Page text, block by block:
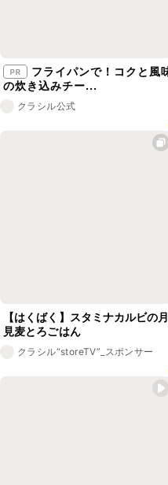
の炊き込みチー...
クラシル公式
【はくばく】スタミナカルビの月
見麦とろごはん
クラシル“storeTV”_スポンサー